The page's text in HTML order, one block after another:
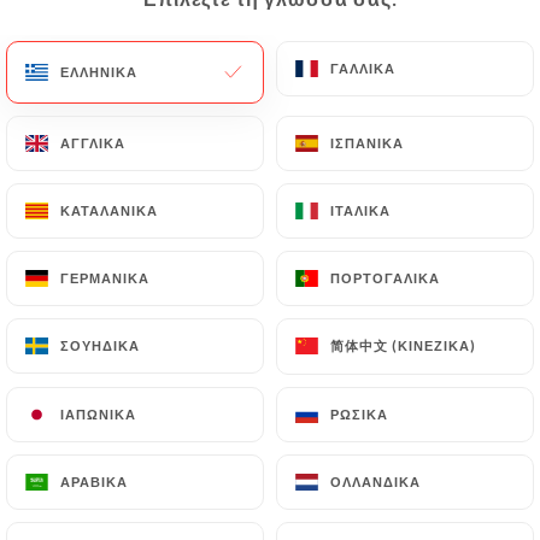
ΜΕΝΟΎ
ΕΛΛΗΝΙΚΆ ΓΑΛΛΙΚΆ
ΑΓΓΛΙΚΆ ΙΣΠΑΝΙΚΆ
ΚΑΤΑΛΑΝΙΚΆ ΙΤΑΛΙΚΆ
ΓΕΡΜΑΝΙΚΆ ΠΟΡΤΟΓΑΛΙΚΆ
ΣΟΥΗΔΙΚΆ 简体中文 (ΚΙΝΈΖΙΚΑ)
ΙΑΠΩΝΙΚΆ ΡΩΣΙΚΆ
ΑΡΑΒΙΚΆ ΟΛΛΑΝΔΙΚΆ
ΑΡΧΙΚΉ/ΕΠΑΦΉ
Επαφή
Fondue 9 Lyon 蜀九香
ΕΛΛΗΝΙΚΆ ΓΑΛΛΙΚΆ
ΑΓΓΛΙΚΆ ΙΣΠΑΝΙΚΆ
ΚΑΤΑΛΑΝΙΚΆ ΙΤΑΛΙΚΆ
ΓΕΡΜΑΝΙΚΆ ΠΟΡΤΟΓΑΛΙΚΆ
ΣΟΥΗΔΙΚΆ 简体中文 (ΚΙΝΈΖΙΚΑ)
ΙΑΠΩΝΙΚΆ ΡΩΣΙΚΆ
ΑΡΑΒΙΚΆ ΟΛΛΑΝΔΙΚΆ